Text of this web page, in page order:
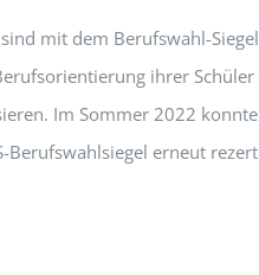
mit dem Berufswahl-
ihrer
Im Sommer 2022 konnte
erneut